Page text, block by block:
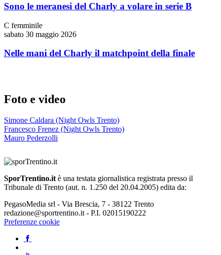
Sono le meranesi del Charly a volare in serie B
C femminile
sabato 30 maggio 2026
Nelle mani del Charly il matchpoint della finale
Foto e video
Simone Caldara (Night Owls Trento)
Francesco Frenez (Night Owls Trento)
Mauro Pederzolli
SporTrentino.it è una testata giornalistica registrata presso il
Tribunale di Trento (aut. n. 1.250 del 20.04.2005) edita da:
PegasoMedia srl - Via Brescia, 7 - 38122 Trento
redazione@sportrentino.it - P.I. 02015190222
Preferenze cookie